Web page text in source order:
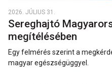
2026. JÚLIUS 31.
Sereghajtó
megítélésében
Egy felmérés szerint a
magyar egészségüggyel.